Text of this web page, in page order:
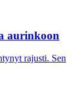
aurinkoon
rajusti. Sen